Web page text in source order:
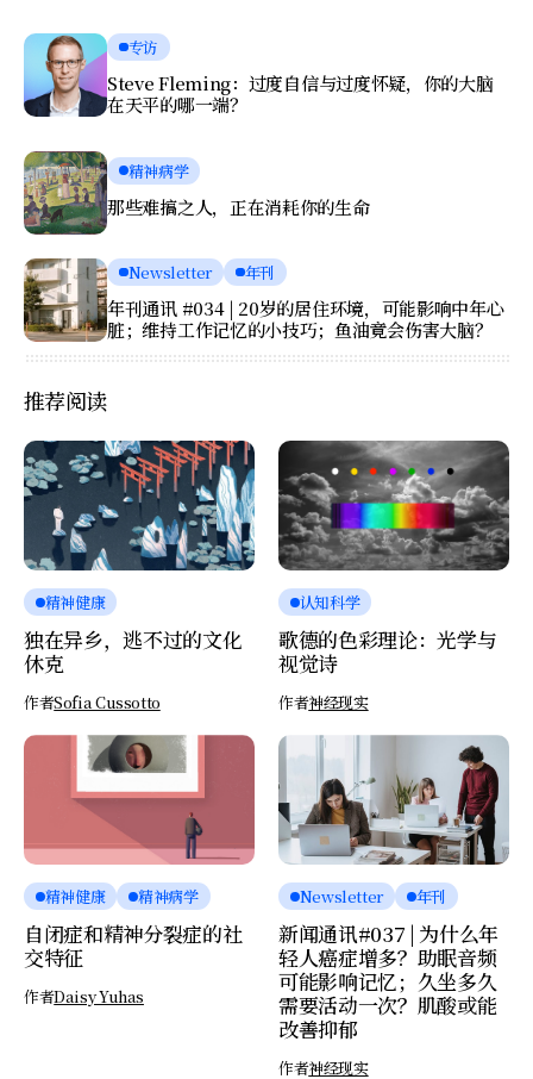
专访
Steve Fleming：过度自信与过度怀疑，你的大脑
在天平的哪一端？
精神病学
那些难搞之人，正在消耗你的生命
Newsletter 年刊
年刊通讯 #034 | 20岁的居住环境，可能影响中年心
脏；维持工作记忆的小技巧；鱼油竟会伤害大脑？
推荐阅读
精神健康
独在异乡，逃不过的文化
休克
作者Sofia Cussotto
认知科学
歌德的色彩理论：光学与
视觉诗
作者神经现实
精神健康 精神病学
自闭症和精神分裂症的社
交特征
作者Daisy Yuhas
Newsletter 年刊
新闻通讯#037 | 为什么年
轻人癌症增多？助眠音频
可能影响记忆；久坐多久
需要活动一次？肌酸或能
改善抑郁
作者神经现实